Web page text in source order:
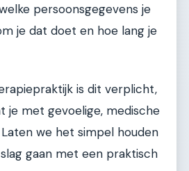
persoonsgegevens je
je dat doet en hoe lang je
is dit verplicht,
je met gevoelige, medische
we het simpel houden
gaan met een praktisch